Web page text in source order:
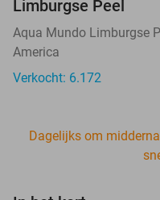
Limburgse Peel
Aqua Mundo Limburgse
America
Verkocht: 6.172
Dagelijks om